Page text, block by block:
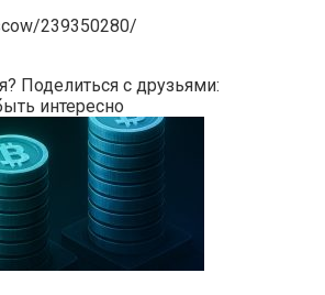
239350280/
Поделиться с друзьями:
интересно